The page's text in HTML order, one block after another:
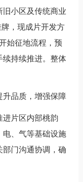
小区及传统商业
，现成片开发方
始征地流程，预
续持续推进。整体
品质，增强保障
片区内部桃韵
电、气等基础设施
部门沟通协调，确